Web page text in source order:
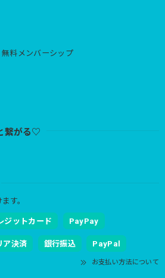
料メンバーシップ
繋がる♡
す。
ジットカード PayPay
ア決済 銀行振込 PayPal
お支払い方法について